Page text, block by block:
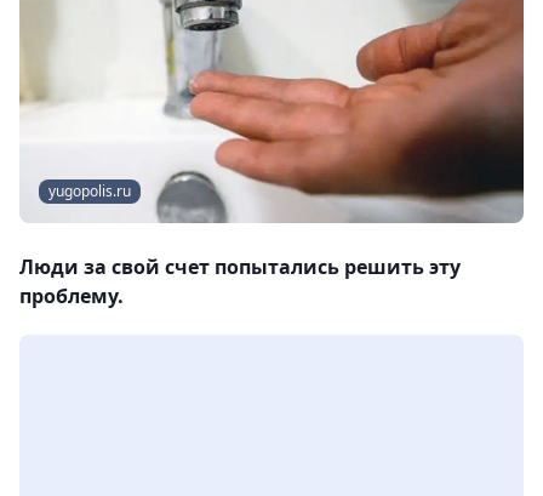
yugopolis.ru
Люди за свой счет попытались решить эту
проблему.